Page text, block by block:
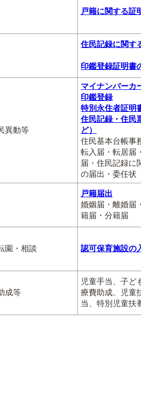
戸籍に関する証
住民記録に関す
印鑑登録証明書
異動等
マイナンバーカ
印鑑登録
特別永住者証明
住民記録・住民
ど）
住民基本台帳事
転入届・転居届
届・住民記録に
の届出・委任状
戸籍届出
婚姻届・離婚届
籍届・分籍届
園・相談 認可保育施設の
成等
児童手当、子ど
療費助成、児童
当、特別児童扶